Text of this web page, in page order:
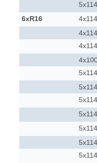
6xR16